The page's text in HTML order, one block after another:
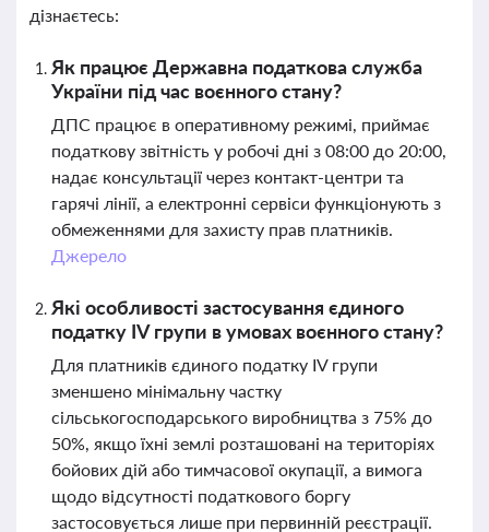
дізнаєтесь:
Як працює Державна податкова служба
України під час воєнного стану?
ДПС працює в оперативному режимі, приймає
податкову звітність у робочі дні з 08:00 до 20:00,
надає консультації через контакт-центри та
гарячі лінії, а електронні сервіси функціонують з
обмеженнями для захисту прав платників.
Джерело
Які особливості застосування єдиного
податку IV групи в умовах воєнного стану?
Для платників єдиного податку IV групи
зменшено мінімальну частку
сільськогосподарського виробництва з 75% до
50%, якщо їхні землі розташовані на територіях
бойових дій або тимчасової окупації, а вимога
щодо відсутності податкового боргу
застосовується лише при первинній реєстрації.